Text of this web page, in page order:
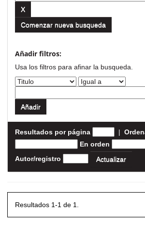
Comenzar nueva busqueda
Añadir filtros:
Usa los filtros para afinar la busqueda.
Resultados por página |
En orden
Autor/registro
Resultados 1-1 de 1.